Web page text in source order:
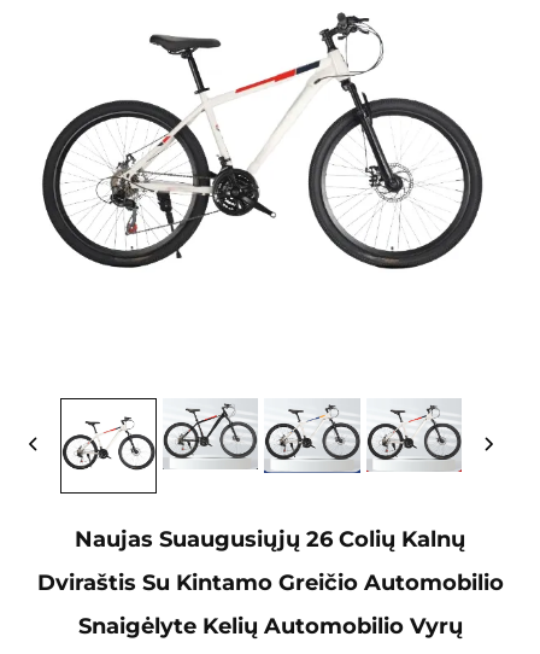
Naujas Suaugusiųjų 26 Colių Kalnų
Dviraštis Su Kintamo Greičio Automobilio
Snaigėlyte Kelių Automobilio Vyrų